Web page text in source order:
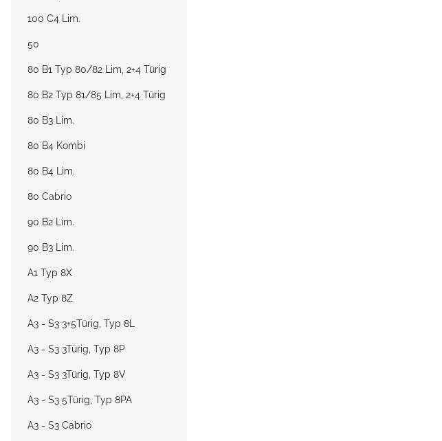
100 C4 Lim.
50
80 B1 Typ 80/82 Lim, 2+4 Türig
80 B2 Typ 81/85 Lim, 2+4 Türig
80 B3 Lim.
80 B4 Kombi
80 B4 Lim.
80 Cabrio
90 B2 Lim.
90 B3 Lim.
A1 Typ 8X
A2 Typ 8Z
A3 - S3 3+5Türig, Typ 8L
A3 - S3 3Türig, Typ 8P
A3 - S3 3Türig, Typ 8V
A3 - S3 5Türig, Typ 8PA
A3 - S3 Cabrio